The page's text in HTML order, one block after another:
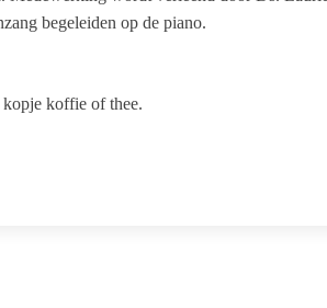
begeleiden op de piano.
kopje koffie of thee.